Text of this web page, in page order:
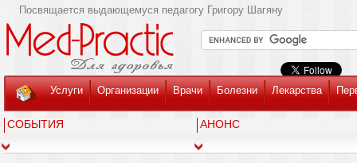
Посвящается выдающемуся педагогу Григору Шагяну
Услуги Организации Врачи Болезни Лекарства
СОБЫТИЯ АНОНС